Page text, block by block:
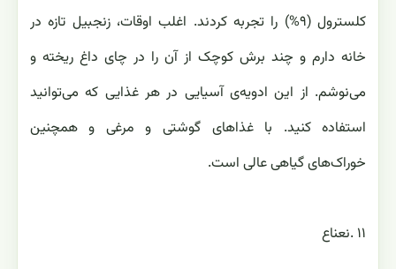
کلسترول (۹%) را تجربه کردند. اغلب اوقات، زنجبیل تازه در
خانه دارم و چند برش کوچک از آن را در چای داغ ریخته و
می‌نوشم. از این ادویه‌ی آسیایی در هر غذایی که می‌توانید
استفاده کنید. با غذاهای گوشتی و مرغی و همچنین
خوراک‌های گیاهی عالی است.